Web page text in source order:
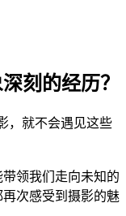
刻的经历？
，就不会遇见这些
领我们走向未知的
次感受到摄影的魅